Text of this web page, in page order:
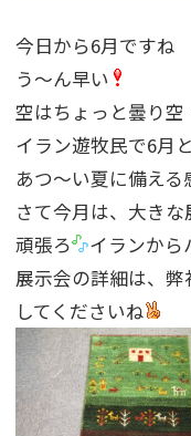
今日から6月ですね
う〜ん早い
空はちょっと曇り
イラン遊牧民で6月
あつ〜い夏に備える
さて今月は、大きな
頑張ろ
イランから
展示会の詳細は、
してくださいね